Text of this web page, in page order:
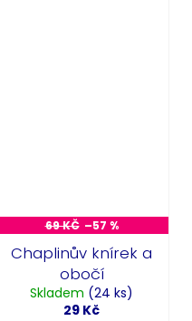
69 KČ –57 %
Chaplinův knírek a
obočí
Skladem (24 ks)
29 Kč